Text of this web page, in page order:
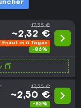
17,35 €
~2,32 €
Endet in 6 Tagen
-86%
17,35 €
~2,50 €
-85%